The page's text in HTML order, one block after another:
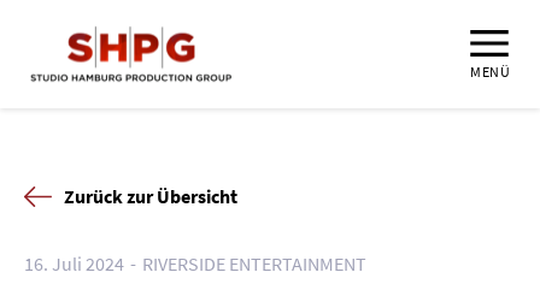
MENÜ
Zurück zur Übersicht
16. Juli 2024 RIVERSIDE ENTERTAINMENT